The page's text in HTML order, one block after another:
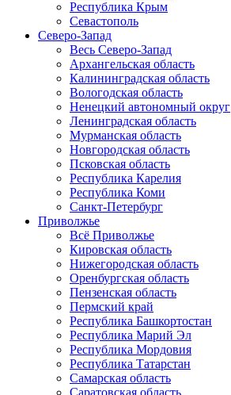
Республика Крым
Севастополь
Северо-Запад
Весь Северо-Запад
Архангельская область
Калининградская область
Вологодская область
Ненецкий автономный округ
Ленинградская область
Мурманская область
Новгородская область
Псковская область
Республика Карелия
Республика Коми
Санкт-Петербург
Приволжье
Всё Приволжье
Кировская область
Нижегородская область
Оренбургская область
Пензенская область
Пермский край
Республика Башкортостан
Республика Марий Эл
Республика Мордовия
Республика Татарстан
Самарская область
Саратовская область